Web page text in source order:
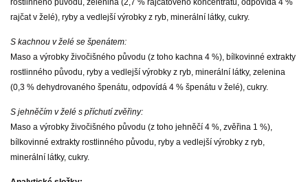
rostlinného původu, zelenina (2,7 % rajčatového koncentrátu, odpovídá 4 %
rajčat v želé), ryby a vedlejší výrobky z ryb, minerální látky, cukry.
S kachnou v želé se špenátem:
Maso a výrobky živočišného původu (z toho kachna 4 %), bílkovinné extrakty
rostlinného původu, ryby a vedlejší výrobky z ryb, minerální látky, zelenina
(0,3 % dehydrovaného špenátu, odpovídá 4 % špenátu v želé), cukry.
S jehněčím v želé s příchutí zvěřiny:
Maso a výrobky živočišného původu (z toho jehněčí 4 %, zvěřina 1 %),
bílkovinné extrakty rostlinného původu, ryby a vedlejší výrobky z ryb,
minerální látky, cukry.